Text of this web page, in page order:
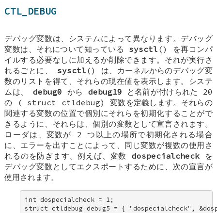
CTL_DEBUG
デバッグ変数は、システムによって異なります。デバッグ
変数は、それについて知っている sysctl () を再コンパ
イルする必要なしに加えるか削除できます。それが実行さ
れるごとに、 sysctl () は、カーネルからのデバッグ変
数のリストを得て、それらの現在値を表示します。システ
ムは、debug0 から debug19 と名前が付けられた 20
の ( struct ctldebug) 変数を定義します。それらの
関連する変数の位置で個別にそれらを初期化することがで
きるように、それらは、個別の変数として宣言されます。
ローダは、変数が 2 つ以上の場所で初期化される場合
に、エラーを出すことによって、同じ変数が複数の使用さ
れるのを防ぎます。例えば、変数 dospecialcheckを
デバッグ変数としてエクスポートするために、次の宣言が
使用されます。
int dospecialcheck = 1;
struct ctldebug debug5 = { "dospecialcheck",